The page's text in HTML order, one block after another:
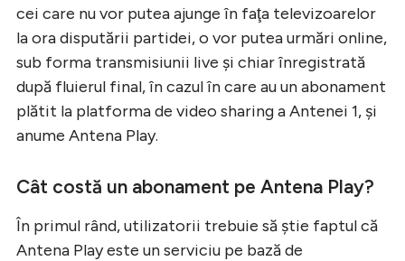
cei care nu vor putea ajunge în faţa televizoarelor
la ora disputării partidei, o vor putea urmări online,
sub forma transmisiunii live şi chiar înregistrată
după fluierul final, în cazul în care au un abonament
plătit la platforma de video sharing a Antenei 1, şi
anume Antena Play.
Cât costă un abonament pe Antena Play?
În primul rând, utilizatorii trebuie să ştie faptul că
Antena Play este un serviciu pe bază de